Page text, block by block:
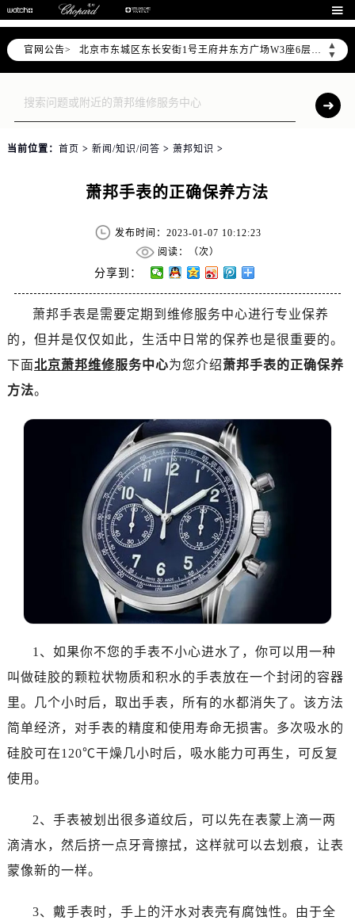

官网公告>
▲
▼
北京市朝阳区建国门外大街甲6号华熙国际中心D座11层1102室售后服务中心（需提前预约）
北京市东城区东长安街1号王府井东方广场W3座6层602室售后服务中心（需提前预约）
节假日正常营业！
当前位置： 首页 > 新闻/知识/问答 > 萧邦知识 >
萧邦手表的正确保养方法
发布时间：2023-01-07 10:12:23
阅读：（次）
分享到：
萧邦手表是需要定期到维修服务中心进行专业保养
的，但并是仅仅如此，生活中日常的保养也是很重要的。
下面北京萧邦维修服务中心为您介绍萧邦手表的正确保养
方法。
1、如果你不您的手表不小心进水了，你可以用一种
叫做硅胶的颗粒状物质和积水的手表放在一个封闭的容器
里。几个小时后，取出手表，所有的水都消失了。该方法
简单经济，对手表的精度和使用寿命无损害。多次吸水的
硅胶可在120℃干燥几小时后，吸水能力可再生，可反复
使用。
2、手表被划出很多道纹后，可以先在表蒙上滴一两
滴清水，然后挤一点牙膏擦拭，这样就可以去划痕，让表
蒙像新的一样。
3、戴手表时，手上的汗水对表壳有腐蚀性。由于全